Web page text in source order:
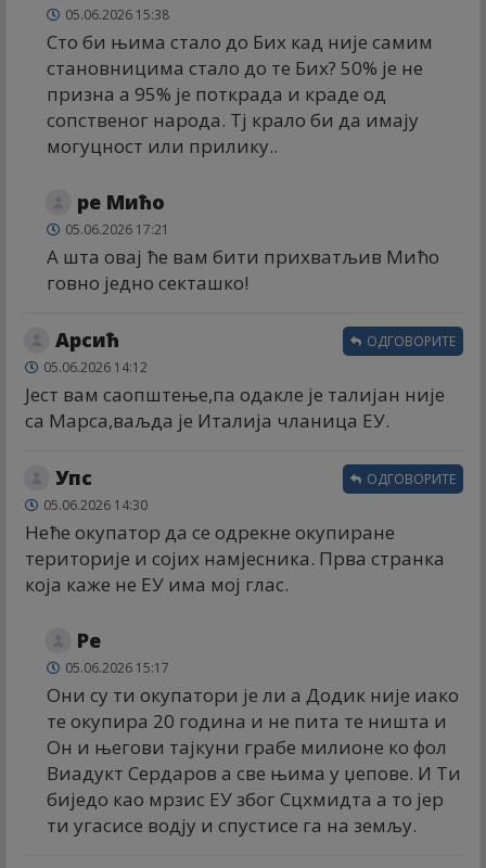
05.06.2026 15:38
Сто би њима стало до Бих кад није самим
становницима стало до те Бих? 50% је не
призна а 95% је поткрада и краде од
сопственог народа. Тј крало би да имају
могуцност или прилику..
ре Мићо
05.06.2026 17:21
А шта овај ће вам бити прихватљив Мићо
говно једно секташко!
Арсић
05.06.2026 14:12
Јест вам саопштење,па одакле је талијан није
са Марса,ваљда је Италија чланица ЕУ.
ОДГОВОРИТЕ
Упс
05.06.2026 14:30
Неће окупатор да се одрекне окупиране
територије и сојих намјесника. Прва странка
која каже не ЕУ има мој глас.
ОДГОВОРИТЕ
Ре
05.06.2026 15:17
Они су ти окупатори је ли а Додик није иако
те окупира 20 година и не пита те ништа и
Он и његови тајкуни грабе милионе ко фол
Виадукт Сердаров а све њима у џепове. И Ти
биједо као мрзис ЕУ због Сцхмидта а то јер
ти угасисе водју и спустисе га на земљу.